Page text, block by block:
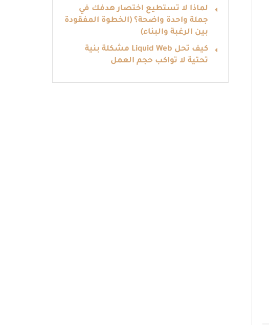
لماذا لا تستطيع اختصار هدفك في
جملة واحدة واضحة؟ (الخطوة المفقودة
بين الرغبة والبناء)
كيف تحل Liquid Web مشكلة بنية
تحتية لا تواكب حجم العمل